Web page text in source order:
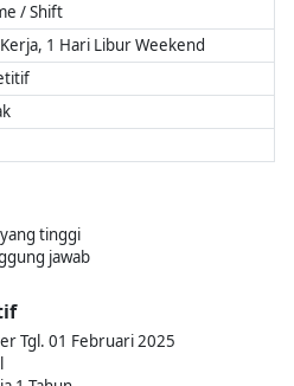
/ Shift
1 Hari Libur Weekend
tinggi
jawab
Tgl. 01 Februari 2025